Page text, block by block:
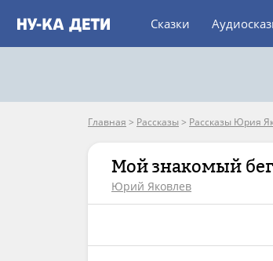
Сказки
Главная > Рассказы > Рассказы Юрия
Мой знакомый
Юрий Яковлев